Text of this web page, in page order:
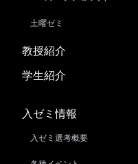
土曜ゼミ
教授紹介
学生紹介
入ゼミ情報
入ゼミ選考概要